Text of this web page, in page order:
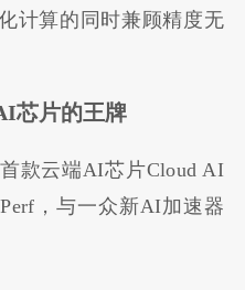
计算的同时兼顾精度无
芯片的王牌
款云端AI芯片Cloud AI
，与一众新AI加速器